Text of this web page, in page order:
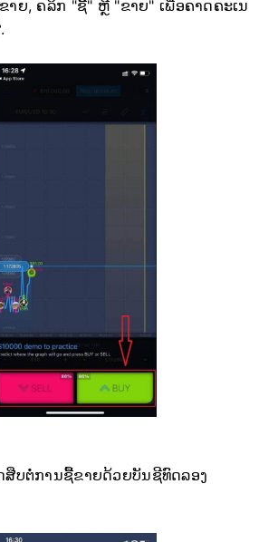
ຍ, ຄລິກ "ຊື້" ຫຼື "ຂາຍ" ເພື່ອຄາດຄະເນ
ສືບຕໍ່ການຊື້ຂາຍດ້ວຍບັນຊີທົດລອງ